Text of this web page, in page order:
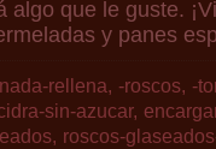
que le guste.
y panes
rellena -roscos -
sin-azucar
roscos-